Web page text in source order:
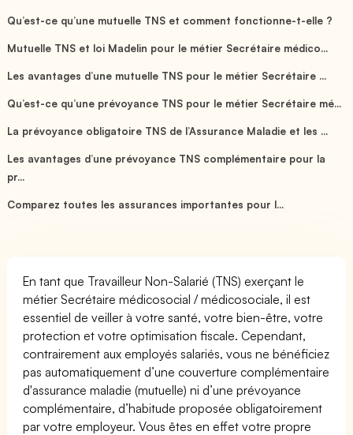
Qu’est-ce qu’une mutuelle TNS et comment fonctionne-t-elle ?
Mutuelle TNS et loi Madelin pour le métier Secrétaire médico...
Les avantages d’une mutuelle TNS pour le métier Secrétaire ...
Qu’est-ce qu’une prévoyance TNS pour le métier Secrétaire mé...
La prévoyance obligatoire TNS de l’Assurance Maladie et les ...
Les avantages d’une prévoyance TNS complémentaire pour la
pr...
Comparez toutes les assurances importantes pour l...
En tant que Travailleur Non-Salarié (TNS) exerçant le
métier Secrétaire médicosocial / médicosociale, il est
essentiel de veiller à votre santé, votre bien-être, votre
protection et votre optimisation fiscale. Cependant,
contrairement aux employés salariés, vous ne bénéficiez
pas automatiquement d’une couverture complémentaire
d'assurance maladie (mutuelle) ni d’une prévoyance
complémentaire, d’habitude proposée obligatoirement
par votre employeur. Vous êtes en effet votre propre